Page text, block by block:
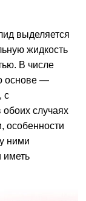
выделяется
жидкость
В числе
основе —
с
случаях
особенности
ними
иметь